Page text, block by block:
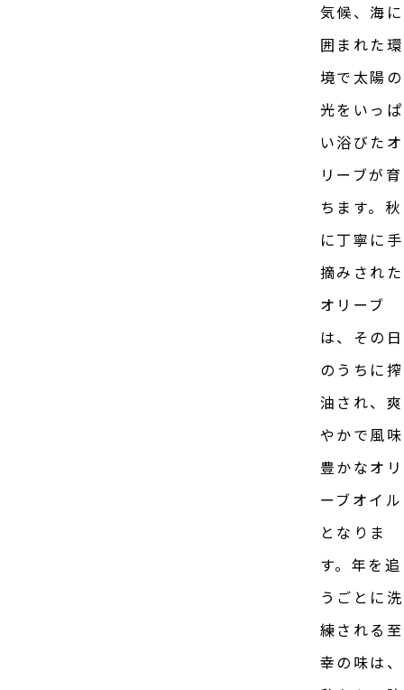
気候、海に
囲まれた環
境で太陽の
光をいっぱ
い浴びたオ
リーブが育
ちます。秋
に丁寧に手
摘みされた
オリーブ
は、その日
のうちに搾
油され、爽
やかで風味
豊かなオリ
ーブオイル
となりま
す。年を追
うごとに洗
練される至
幸の味は、